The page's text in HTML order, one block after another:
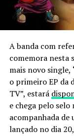
A banda com
comemora nesta
mais novo single,
o primeiro EP da
TV”, estará
e chega pelo selo
acompanhada de
lançado no dia